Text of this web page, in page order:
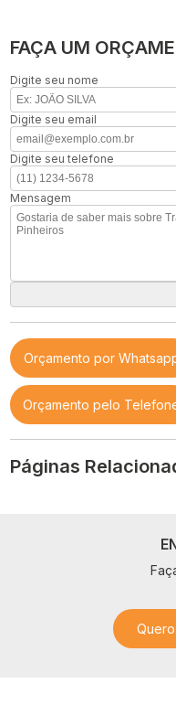
FAÇA UM
Digite seu nome
Digite seu email
Digite seu telefone
Mensagem
Orçamento por
Orçamento pelo
Páginas